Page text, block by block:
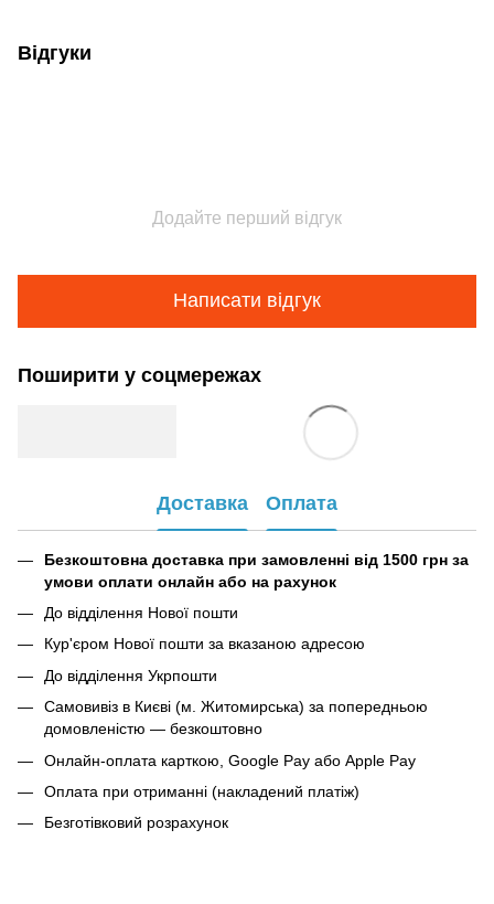
Відгуки
Додайте перший відгук
Написати відгук
Поширити у соцмережах
Доставка Оплата
Безкоштовна доставка при замовленні від 1500 грн за
умови оплати онлайн або на рахунок
До відділення Нової пошти
Кур'єром Нової пошти за вказаною адресою
До відділення Укрпошти
Самовивіз в Києві (м. Житомирська) за попередньою
домовленістю — безкоштовно
Онлайн-оплата карткою, Google Pay або Apple Pay
Оплата при отриманні (накладений платіж)
Безготівковий розрахунок